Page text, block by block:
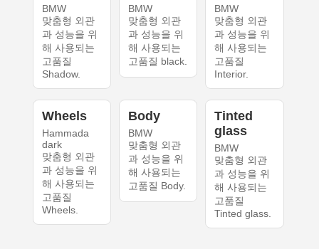
BMW
맞춤형 외관
과 성능을 위
해 사용되는
고품질
Shadow.
BMW
맞춤형 외관
과 성능을 위
해 사용되는
고품질 black.
BMW
맞춤형 외관
과 성능을 위
해 사용되는
고품질
Interior.
Wheels
Hammada
dark
맞춤형 외관
과 성능을 위
해 사용되는
고품질
Wheels.
Body
BMW
맞춤형 외관
과 성능을 위
해 사용되는
고품질 Body.
Tinted
glass
BMW
맞춤형 외관
과 성능을 위
해 사용되는
고품질
Tinted glass.